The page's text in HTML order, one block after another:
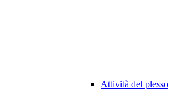
Attività del plesso